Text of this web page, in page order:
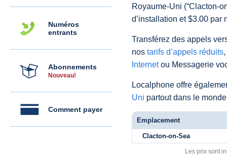
Numéros
entrants
Abonnements
Nouveau!
Comment payer
Royaume-Uni (“Clacton-
d’installation et $3.00 par
Transférez des appels
nos tarifs d’appels réduits
Internetou Messagerie
Localphone offre
Uni partout dans le
Emplacement
Clacton-on-Sea
Les prix sont